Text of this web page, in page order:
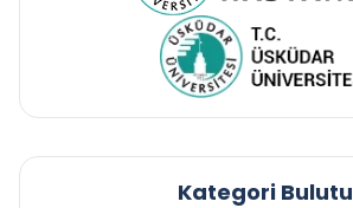
Kategori Bulutu